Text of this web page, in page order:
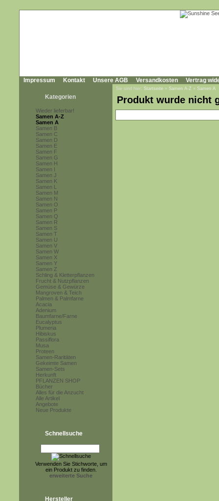
Impressum Kontakt Unsere AGB Versandkosten Vertrag
Kategorien
Wieder lieferbar!
Samen A-Z
Samen A
Samen B
Samen C
Samen D
Samen E
Samen F
Samen G
Samen H
Samen I
Samen J
Samen K
Samen L
Samen M
Samen N
Samen O
Samen P
Samen Q
Samen R
Samen S
Samen T
Samen U
Samen V
Samen W
Samen X
Samen Y
Samen Z
Schling & Kletterpflanzen
Frucht & Nutzpflanzen
Gemüse & Gewürze
Mangroven & Teich
Palmen & Palmfarne
Acacia
Adenium
Baumfarne/Farne
Eucalyptus
Plumeria
Hibiskus
Passiflora
Musa
Proteen
Samen-Raritäten
Gekeimte Samen
Samen-Sets
Herkunft
PFLANZEN SHOP
Bücher
Alles für die Anzucht
Alle Artikel
Angebote
Neue Produkte
Schnellsuche
Verwenden Sie Stichworte, um
ein Produkt zu finden.
erweiterte Suche
Hersteller
Sie sind hier: Startseite » Samen A-Z » Samen A
Produkt wurde nicht